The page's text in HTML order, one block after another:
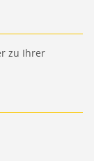
zu Ihrer